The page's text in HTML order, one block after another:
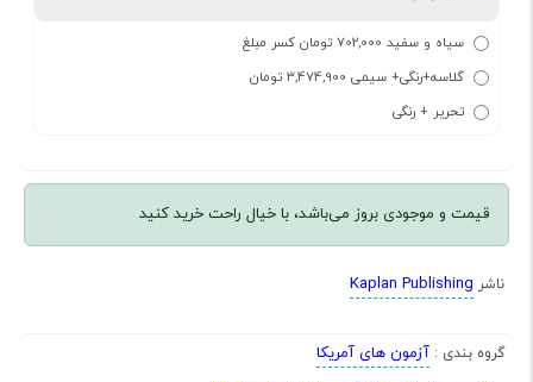
سیاه و سفید 702,000 تومان کسر مبلغ
گلاسه+رنگی+ سیمی 3,474,900 تومان
تحریر + رنگی
قیمت و موجودی بروز می‌باشد، با خیال راحت خرید کنید
ناشر Kaplan Publishing
گروه بندی : آزمون های آمریکا